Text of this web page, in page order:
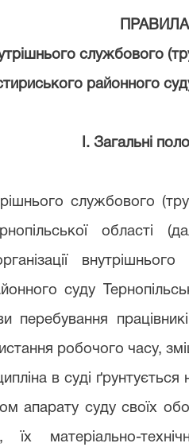
ПРАВИЛА
службового
районного
І. Загальні
службового
області
суду
робочого часу,
в суді
апарату суду своїх
їх матеріально-